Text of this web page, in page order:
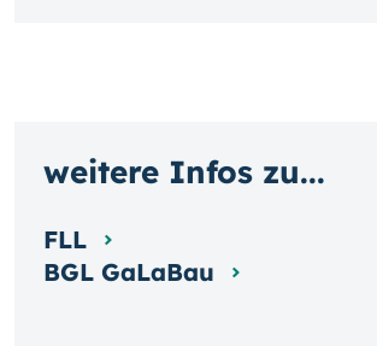
weitere Infos zu...
FLL
BGL GaLaBau